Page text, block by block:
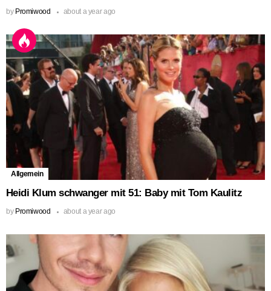
by Promiwood about a year ago
Allgemein
Heidi Klum schwanger mit 51: Baby mit Tom Kaulitz
by Promiwood about a year ago